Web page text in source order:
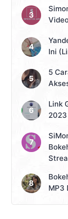
Ini
5
Link
MP3